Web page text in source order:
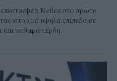
επέστρεψε η Metlen στο πρώτο
ιστορικά υψηλά επίπεδα σε
και καθαρά κέρδη.